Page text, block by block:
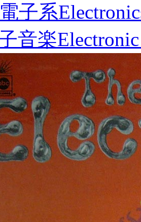
子系
音楽